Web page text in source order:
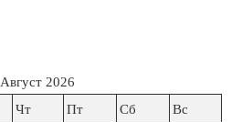
Август 2026
Чт Пт Сб Вс